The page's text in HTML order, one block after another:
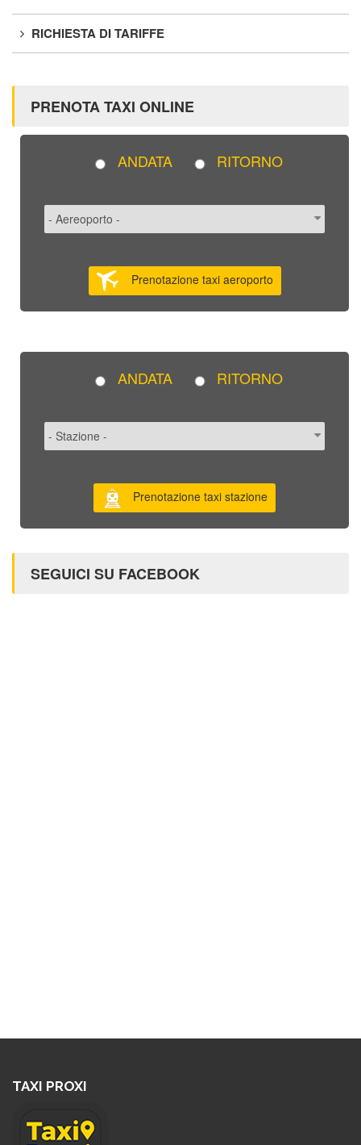
RICHIESTA DI TARIFFE
PRENOTA TAXI ONLINE
ANDATA RITORNO
Prenotazione taxi aeroporto
ANDATA RITORNO
Prenotazione taxi stazione
SEGUICI SU FACEBOOK
TAXI PROXI